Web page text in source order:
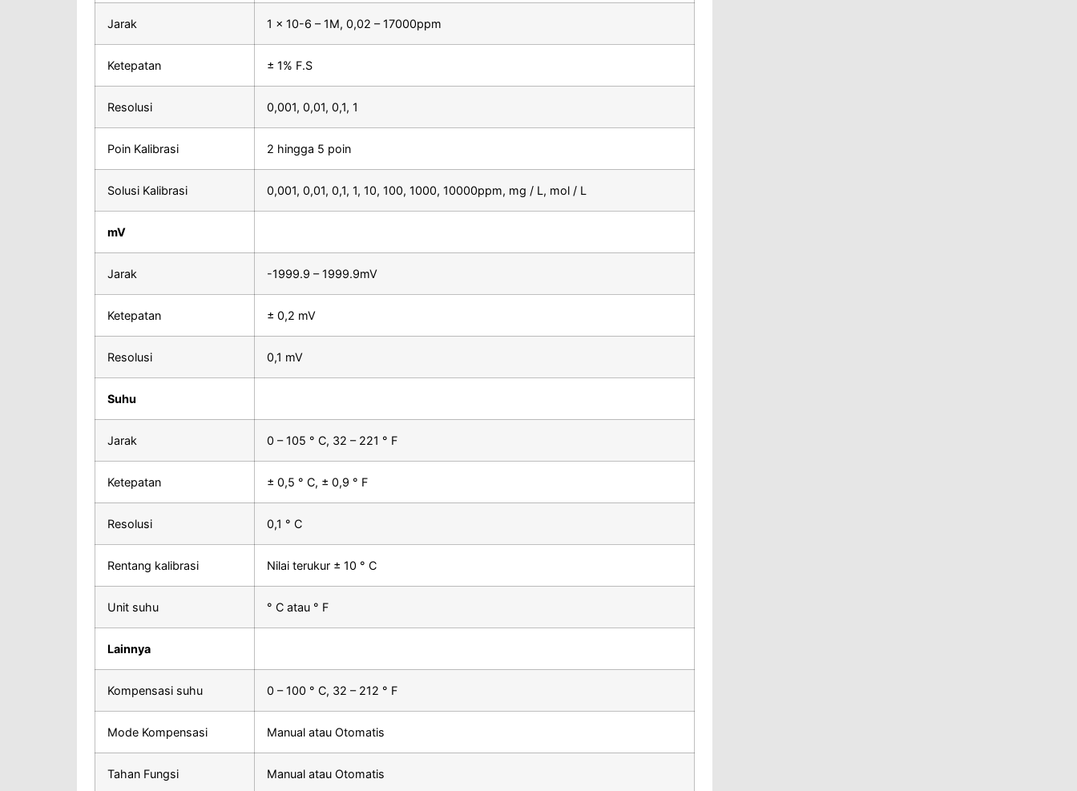
Jarak 1 × 10-6 – 1M, 0,02 – 17000ppm
Ketepatan ± 1% F.S
Resolusi 0,001, 0,01, 0,1, 1
Poin Kalibrasi 2 hingga 5 poin
Solusi Kalibrasi 0,001, 0,01, 0,1, 1, 10, 100, 1000, 10000ppm, mg / L, mol / L
mV
Jarak -1999.9 – 1999.9mV
Ketepatan ± 0,2 mV
Resolusi 0,1 mV
Suhu
Jarak 0 – 105 ° C, 32 – 221 ° F
Ketepatan ± 0,5 ° C, ± 0,9 ° F
Resolusi 0,1 ° C
Rentang kalibrasi Nilai terukur ± 10 ° C
Unit suhu ° C atau ° F
Lainnya
Kompensasi suhu 0 – 100 ° C, 32 – 212 ° F
Mode Kompensasi Manual atau Otomatis
Tahan Fungsi Manual atau Otomatis